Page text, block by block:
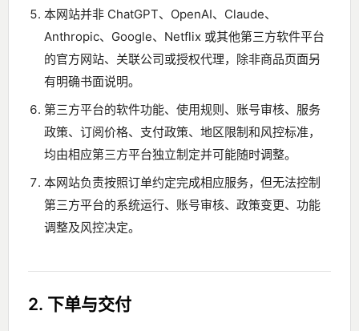
本网站并非 ChatGPT、OpenAI、Claude、
Anthropic、Google、Netflix 或其他第三方软件平台
的官方网站、关联公司或授权代理，除非商品页面另
有明确书面说明。
第三方平台的软件功能、使用规则、账号审核、服务
政策、订阅价格、支付政策、地区限制和风控标准，
均由相应第三方平台独立制定并可能随时调整。
本网站负责按照订单约定完成相应服务，但无法控制
第三方平台的系统运行、账号审核、政策变更、功能
调整及风控决定。
2. 下单与交付